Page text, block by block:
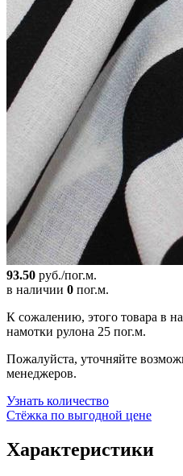
93.50 руб./пог.м.
в наличии 0 пог.м.
К сожалению, этого товара в
намотки рулона 25 пог.м.
Пожалуйста, уточняйте
менеджеров.
Узнать количество
Стёжка по выгодной цене
Характеристики